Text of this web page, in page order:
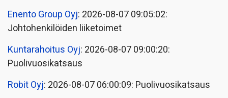
Enento Group Oyj: 2026-08-07 09:05:02:
Johtohenkilöiden liiketoimet
Kuntarahoitus Oyj: 2026-08-07 09:00:20:
Puolivuosikatsaus
Robit Oyj: 2026-08-07 06:00:09: Puolivuosikatsaus